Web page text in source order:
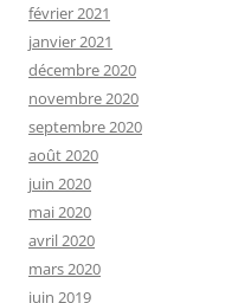
février 2021
janvier 2021
décembre 2020
novembre 2020
septembre 2020
août 2020
juin 2020
mai 2020
avril 2020
mars 2020
juin 2019